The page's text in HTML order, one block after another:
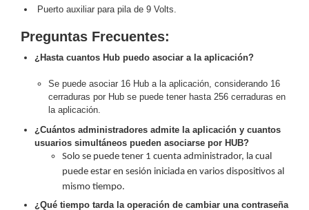
TVI / AHD
Drones,
Robots e
Industrial
Cámaras
Industriales
Energía
Adaptadores
de
ParedBateríasFuentes
de
AlimentaciónFuentes
Puerto auxiliar para pila de 9 Volts.
Preguntas Frecuentes:
¿Hasta cuantos Hub puedo asociar a la aplicación?
Se puede asociar 16 Hub a la aplicación, considerando 16
cerraduras por Hub se puede tener hasta 256 cerraduras en
la aplicación.
¿Cuántos administradores admite la aplicación y cuantos
usuarios simultáneos pueden asociarse por HUB?
Solo se puede tener 1 cuenta administrador, la cual
puede estar en sesión iniciada en varios dispositivos al
mismo tiempo.
¿Qué tiempo tarda la operación de cambiar una contraseña